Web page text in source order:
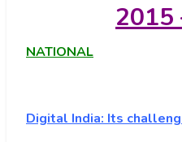
2015
NATIONAL
Digital India: Its